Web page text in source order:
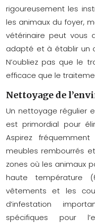
rigoureusement les
les animaux du foyer,
vétérinaire peut vous
adapté et à établir un
N’oubliez pas que le
efficace que le
Nettoyage de
Un nettoyage régulier
est primordial pour
Aspirez
meubles rembourrés
zones où les animaux
haute température
vêtements et les
d’infestation
spécifiques pour